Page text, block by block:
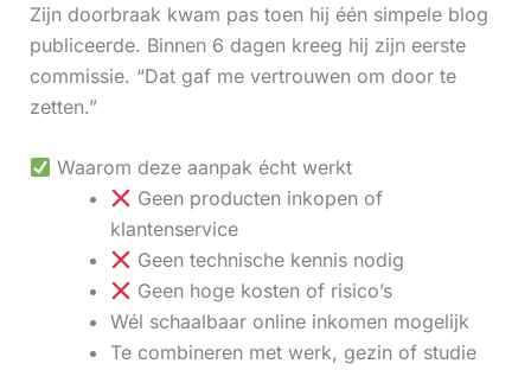
Zijn doorbraak kwam pas toen hij één simpele blog
publiceerde. Binnen 6 dagen kreeg hij zijn eerste
commissie. “Dat gaf me vertrouwen om door te
zetten.”
Waarom deze aanpak écht werkt
Geen producten inkopen of
klantenservice
Geen technische kennis nodig
Geen hoge kosten of risico’s
Wél schaalbaar online inkomen mogelijk
Te combineren met werk, gezin of studie